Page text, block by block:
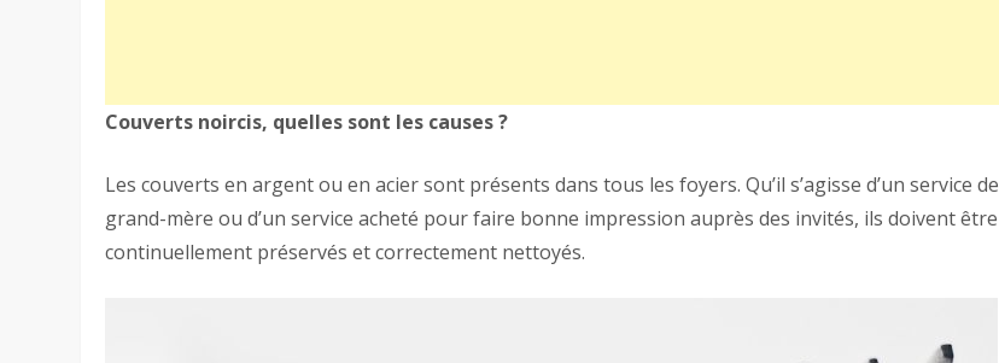
Couverts noircis, quelles sont les causes ?
Les couverts en argent ou en acier sont présents dans tous les foyers. Qu’il s’agisse d’un service de
grand-mère ou d’un service acheté pour faire bonne impression auprès des invités, ils doivent être
continuellement préservés et correctement nettoyés.